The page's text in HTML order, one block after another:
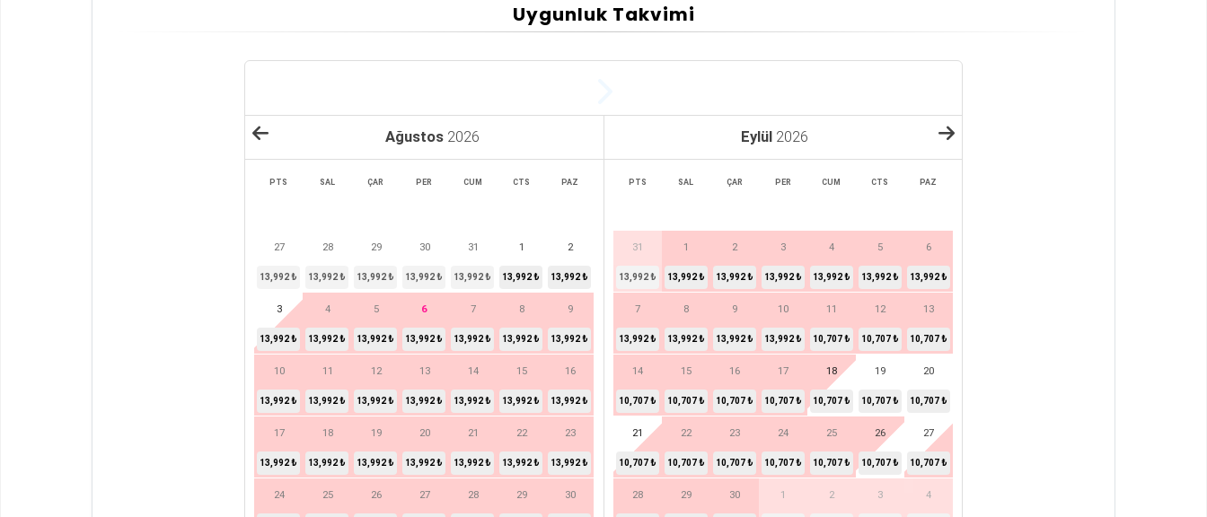
Uygunluk Takvimi
Ağustos 2026
PTS SAL ÇAR PER CUM CTS PAZ
27
13,992 ₺
28
13,992 ₺
29
13,992 ₺
30
13,992 ₺
31
13,992 ₺
1
13,992 ₺
2
13,992 ₺
3
13,992 ₺
4
13,992 ₺
5
13,992 ₺
6
13,992 ₺
7
13,992 ₺
8
13,992 ₺
9
13,992 ₺
10
13,992 ₺
11
13,992 ₺
12
13,992 ₺
13
13,992 ₺
14
13,992 ₺
15
13,992 ₺
16
13,992 ₺
17
13,992 ₺
18
13,992 ₺
19
13,992 ₺
20
13,992 ₺
21
13,992 ₺
22
13,992 ₺
23
13,992 ₺
24 25 26 27 28 29 30
Eylül 2026
PTS SAL ÇAR PER CUM CTS PAZ
31
13,992 ₺
1
13,992 ₺
2
13,992 ₺
3
13,992 ₺
4
13,992 ₺
5
13,992 ₺
6
13,992 ₺
7
13,992 ₺
8
13,992 ₺
9
13,992 ₺
10
13,992 ₺
11
10,707 ₺
12
10,707 ₺
13
10,707 ₺
14
10,707 ₺
15
10,707 ₺
16
10,707 ₺
17
10,707 ₺
18
10,707 ₺
19
10,707 ₺
20
10,707 ₺
21
10,707 ₺
22
10,707 ₺
23
10,707 ₺
24
10,707 ₺
25
10,707 ₺
26
10,707 ₺
27
10,707 ₺
28 29 30 1 2 3 4